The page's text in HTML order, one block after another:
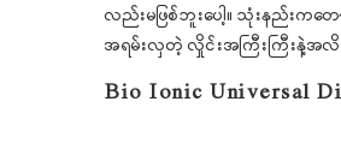
လည်းမဖြစ်ဘူးပေါ့။ သုံးနည်းက
အရမ်းလှတဲ့ လှိုင်းအကြီးကြီးနဲ့
Bio Ionic Universal